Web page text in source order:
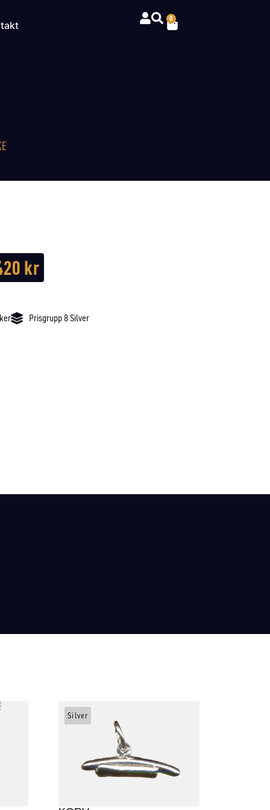
0
kr
Prisgrupp 8 Silver
Silver